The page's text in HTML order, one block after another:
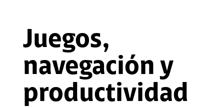
Juegos,
navegación y
productividad